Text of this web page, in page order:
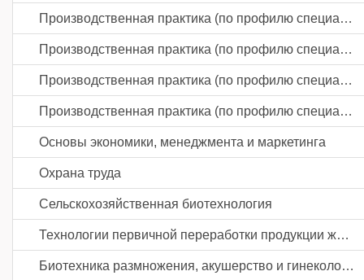
Производственная практика (по профилю специальности)
Производственная практика (по профилю специальности)
Производственная практика (по профилю специальности)
Производственная практика (по профилю специальности)
Основы экономики, менеджмента и маркетинга
Охрана труда
Сельскохозяйственная биотехнология
Технологии первичной переработки продукции животноводства
Биотехника размножения, акушерство и гинекология сельскохозяйственных животных